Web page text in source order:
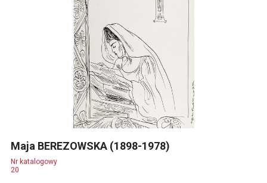
Maja BEREZOWSKA (1898-1978)
Nr katalogowy
20